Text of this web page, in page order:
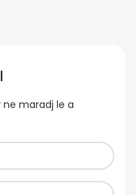
ne maradj le a